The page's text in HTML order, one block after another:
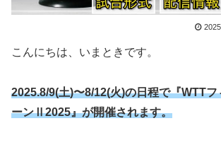
こんにちは、いまときです。
2025.8/9(土)〜8/12(火)の日程で『WTT
ーンⅡ2025』が開催されます。